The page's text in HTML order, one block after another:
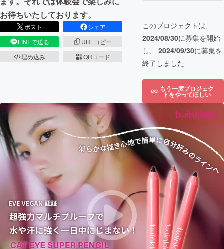
お待ちいたしております。
ポスト
シェア
LINEで送る
URLコピー
埋め込み
QRコード
このプロジェクトは、
2024/08/30に募集を開始
し、 2024/09/30に募集を
終了しました
もう一度プロジェク
トをやってほしい